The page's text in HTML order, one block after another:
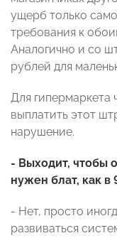
ущерб только
требования к
Аналогично и со
рублей для
Для гипермаркета
выплатить этот
нарушение.
- Выходит, чтобы
нужен блат, как в
- Нет, просто
развиваться